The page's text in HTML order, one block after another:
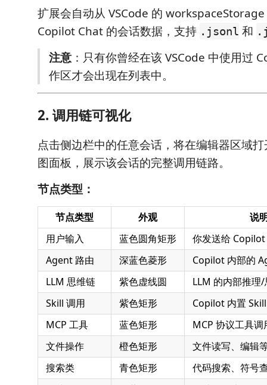
扩展会自动从 VSCode 的
Copilot Chat 的会话数据，支持 .jsonl 和
注意 ：只有你曾经在该 VSCode 中使用过
作区才会出现在列表中。
2. 调用链可视化
点击侧边栏中的任意会话，将在编辑器区域
图面板，展示该会话的完整调用链路。
节点类型：
节点类型 外观
说
用户输入
蓝色圆角矩形
你发送给
Agent 路由
深蓝色菱形
Copilot 内部的
LLM 思维链
紫色虚线圆
LLM 的内部推理
Skill 调用
紫色矩形
Copilot 内置
MCP 工具
蓝色矩形
MCP 协议工具调
文件操作
橙色矩形
文件读写、编辑
搜索类
青色矩形
代码搜索、符号